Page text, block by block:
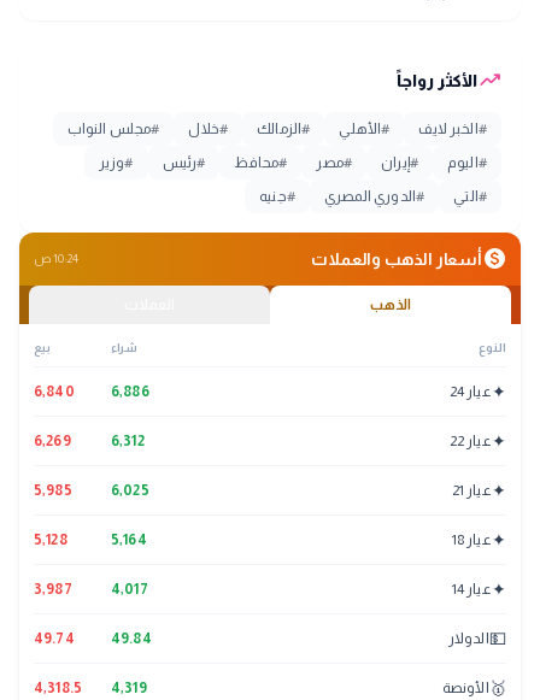
trending_upالأكثر رواجاً
#الخبر لايف #الأهلي #الزمالك #خلال #مجلس النواب
#اليوم #إيران #مصر #محافظ #رئيس #وزير
#التي #الدوري المصري #جنيه
monetization_onأسعار الذهب والعملات 10:24 ص
الذهب
النوع شراء بيع
✦ عيار 24 6,886
6,840
✦ عيار 22 6,312
6,269
✦ عيار 21 6,025
5,985
✦ عيار 18 5,164
5,128
✦ عيار 14 4,017
3,987
💵الدولار 49.84
49.74
🥇 الأونصة 4,319
4,318.5